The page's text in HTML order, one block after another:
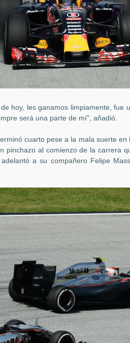
hoy, les ganamos limpiamente, fue
será una parte de mí", añadió.
cuarto pese a la mala suerte en
pinchazo al comienzo de la carrera
a su compañero Felipe